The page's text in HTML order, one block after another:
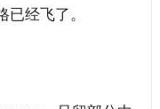
经飞了。